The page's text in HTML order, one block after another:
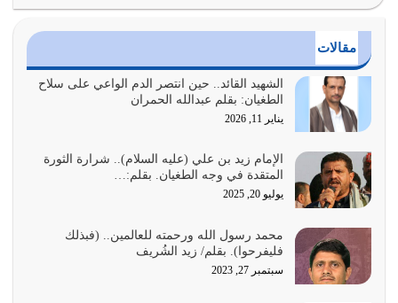
أي أمة تتفرق في الدين وتتفرق في كيانها معناه أنها أصبحت
أمة عاجزة عن النهوض…
يوليو 23, 2026
بحبل الله جميعاً وليس كل…
يوليو 22, 2026
يشاء ويذل من يشاء
يوليو 21, 2026
مقالات
الشهيد القائد.. حين انتصر الدم الواعي على سلاح
الطغيان: بقلم عبدالله الحمران
يناير 11, 2026
الإمام زيد بن علي (عليه السلام).. شرارة الثورة
المتقدة في وجه الطغيان. بقلم:…
يوليو 20, 2025
محمد رسول الله ورحمته للعالمين.. (فبذلك
فليفرحوا). بقلم/ زيد الشُريف
سبتمبر 27, 2023